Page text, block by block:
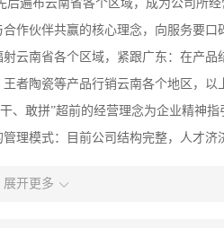
遍布云南省各个区域，成为公司所
作伙伴共赢的核心理念，向服务要口
云南省各个区域，紧跟广东：在产品
者陶瓷等产品行销云南各个地区，以
、敢拼”超前的经营理念为企业精神
理模式：目前公司结构完整，人才济
3楼
展开更多